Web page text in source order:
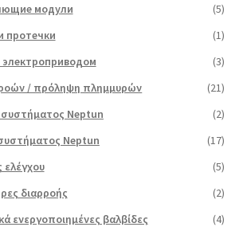
модули
(5)
протечки
(1)
(3)
/ πρόληψη πλημμυρών
(21)
Neptun
(2)
Neptun
(17)
ελέγχου
(5)
διαρροής
(2)
ενεργοποιημένες βαλβίδες
(4)